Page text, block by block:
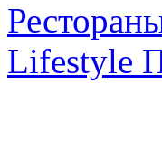
Lifestyle